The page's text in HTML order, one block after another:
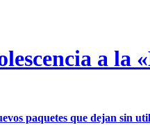
a la
paquetes que dejan sin